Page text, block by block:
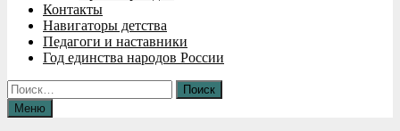
Контакты
Навигаторы детства
Педагоги и наставники
Год единства народов России
Найти:
Меню